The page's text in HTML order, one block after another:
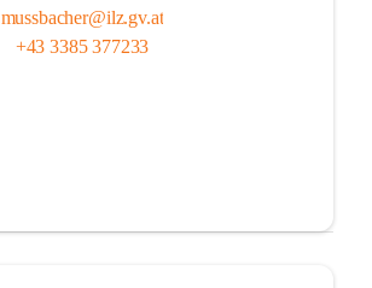
mussbacher@ilz.gv.at
+43 3385 377233